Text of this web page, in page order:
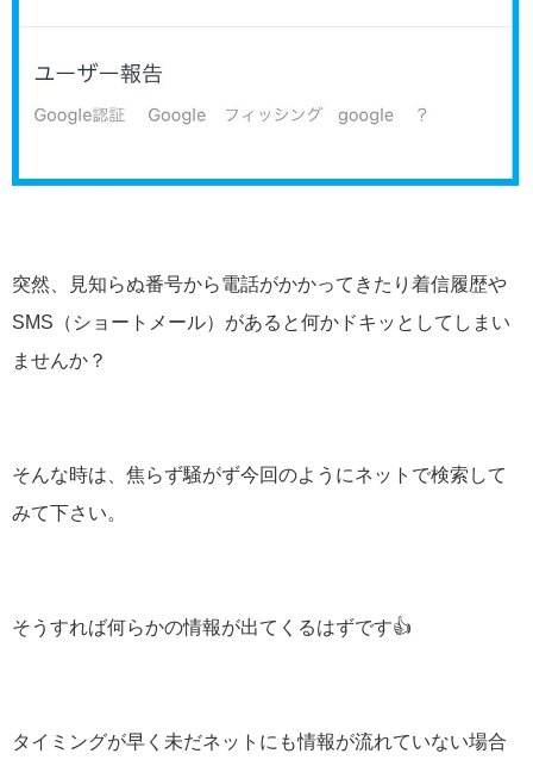
突然、見知らぬ番号から電話がかかってきたり着信履歴や
SMS（ショートメール）があると何かドキッとしてしまい
ませんか？
そんな時は、焦らず騒がず今回のようにネットで検索して
みて下さい。
そうすれば何らかの情報が出てくるはずです👍
タイミングが早く未だネットにも情報が流れていない場合